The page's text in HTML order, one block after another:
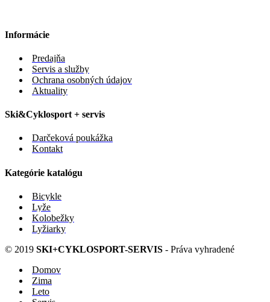
Informácie
Predajňa
Servis a služby
Ochrana osobných údajov
Aktuality
Ski&Cyklosport + servis
Darčeková poukážka
Kontakt
Kategórie katalógu
Bicykle
Lyže
Kolobežky
Lyžiarky
© 2019 SKI+CYKLOSPORT-SERVIS - Práva vyhradené
Domov
Zima
Leto